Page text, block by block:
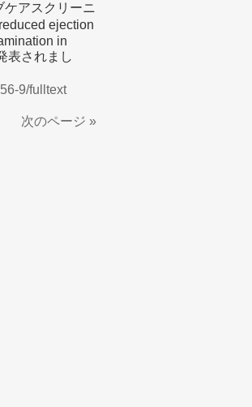
アスクリーニ
ejection
in
表されまし
9/fulltext
次のページ »